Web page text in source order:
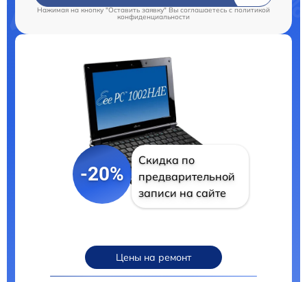
Нажимая на кнопку "Оставить заявку" Вы соглашаетесь c политикой
конфиденциальности
-20%
Скидка по
предварительной
записи на сайте
Цены на ремонт